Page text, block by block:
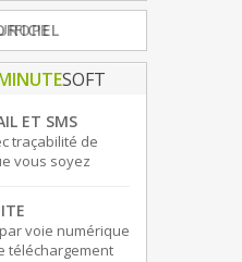
SOFT
ET SMS
traçabilité de
vous soyez
voie numérique
téléchargement